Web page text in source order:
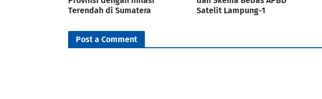
Terendah di Sumatera
Satelit Lampung-1
Post a Comment